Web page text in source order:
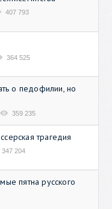
407 793
364 525
о педофилии, но
359 235
трагедия
347 204
пятна русского